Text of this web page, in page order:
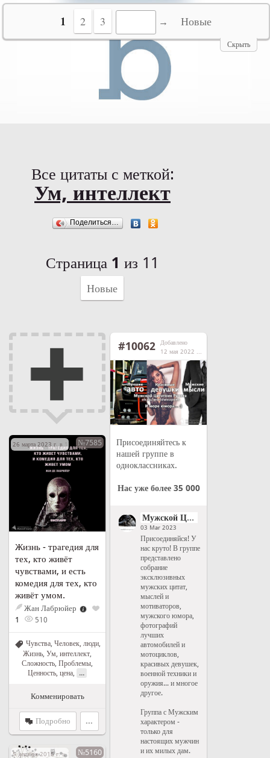
Все цитаты с меткой:
Ум, интеллект
Поделиться…
Страница 1 из 11
Новые
#10062
Добавлено
12 мая 2022 г. в 14:03
Присоединяйтесь к
нашей группе в
одноклассниках.
Нас уже более 35 000
Мужской Цитатник Рунета
03 Mar 2023
Присоединяйся! У
нас круто! В группе
представлено
собрание
эксклюзивных
мужских цитат,
мыслей и
мотиваторов,
мужского юмора,
фотографий
лучших
автомобилей и
мотоциклов,
красивых девушек,
военной техники и
оружия... и многое
другое.
Группа с Мужским
характером -
только для
настоящих мужчин
и их милых дам.
26 марта 2023 г. в 17:24№7585
Жизнь - трагедия для
тех, кто живёт
чувствами, и есть
комедия для тех, кто
живёт умом.
Жан Лабрюйер
1
510
Чувства, Человек, люди,
Жизнь Ум, интеллект
Сложность Проблемы
Ценность, цена
...
Комменировать
Подробно ...
5 декабря 2016 г. в 15:51№5160
Скрыть
1 2 3 Новые